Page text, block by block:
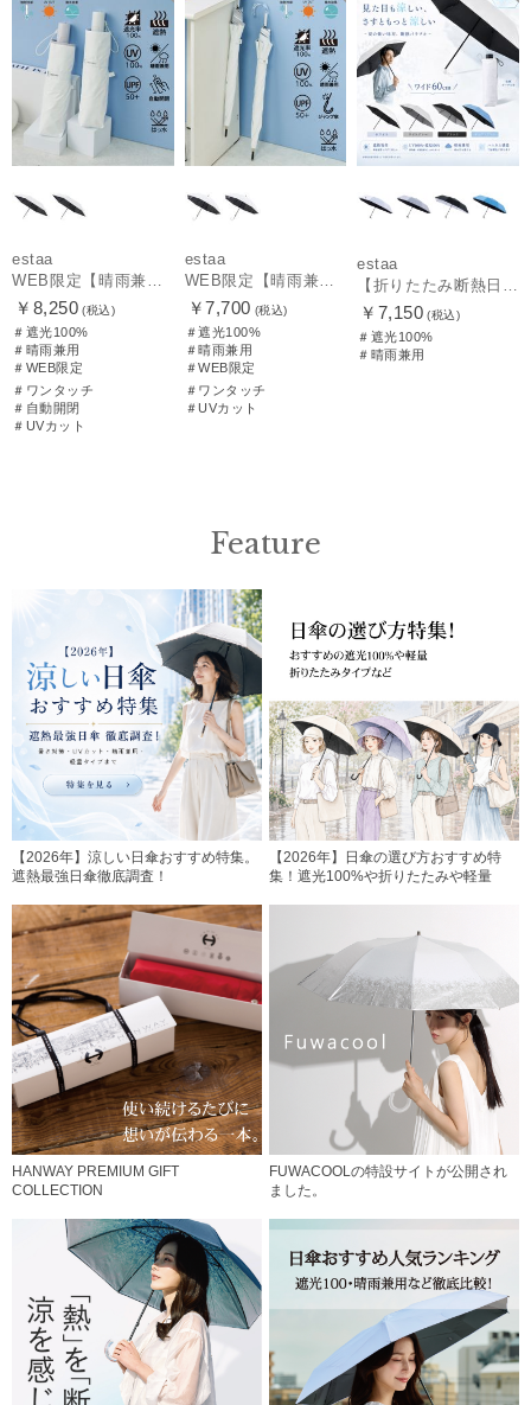
estaa
WEB限定【晴雨兼用自動開閉日傘】エスタ(estaa)REIKYAKUパラソル 55㎝ ラディクール 遮光100 UV100 ワンタッチ開閉
￥8,250 (税込)
＃遮光100%
＃晴雨兼用
＃WEB限定
＃ワンタッチ
＃自動開閉
＃UVカット
estaa
WEB限定【晴雨兼用日傘】エスタ(estaa)REIKYAKUパラソル 55㎝ ラディクール 遮光100 UV100 ボタンジャンプ
￥7,700 (税込)
＃遮光100%
＃晴雨兼用
＃WEB限定
＃ワンタッチ
＃UVカット
estaa
【折りたたみ断熱日傘】エスタ (estaa) ハニカム断熱パラソル 60㎝ 折りたたみ傘 晴雨兼用 一級遮光 UV
￥7,150 (税込)
＃遮光100%
＃晴雨兼用
Feature
【2026年】涼しい日傘おすすめ特集。
遮熱最強日傘徹底調査！
【2026年】日傘の選び方おすすめ特
集！遮光100%や折りたたみや軽量
HANWAY PREMIUM GIFT
COLLECTION
FUWACOOLの特設サイトが公開され
ました。